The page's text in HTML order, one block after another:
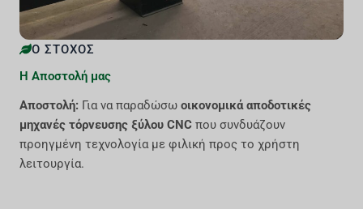
Ο ΣΤΌΧΟΣ
Η Αποστολή μας
Αποστολή: Για να παραδώσω οικονομικά αποδοτικές
μηχανές τόρνευσης ξύλου CNC που συνδυάζουν
προηγμένη τεχνολογία με φιλική προς το χρήστη
λειτουργία.